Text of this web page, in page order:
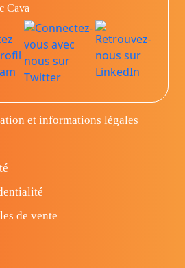
Cava
et informations légales
de vente